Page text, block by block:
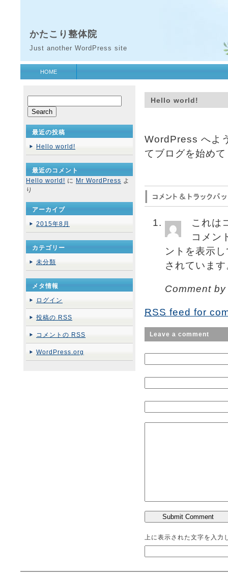
かたこり整体院
Just another WordPress site
HOME
Hello world!
WordPress へよ
てブログを始め
これは
コメン
ントを表示
されています
Comment
RSS feed for
Leave a comment
上に表示された文字を入力
最近の投稿
Hello world!
最近のコメント
Hello world! に Mr WordPress よ
り
アーカイブ
2015年8月
カテゴリー
未分類
メタ情報
ログイン
投稿の RSS
コメントの RSS
WordPress.org